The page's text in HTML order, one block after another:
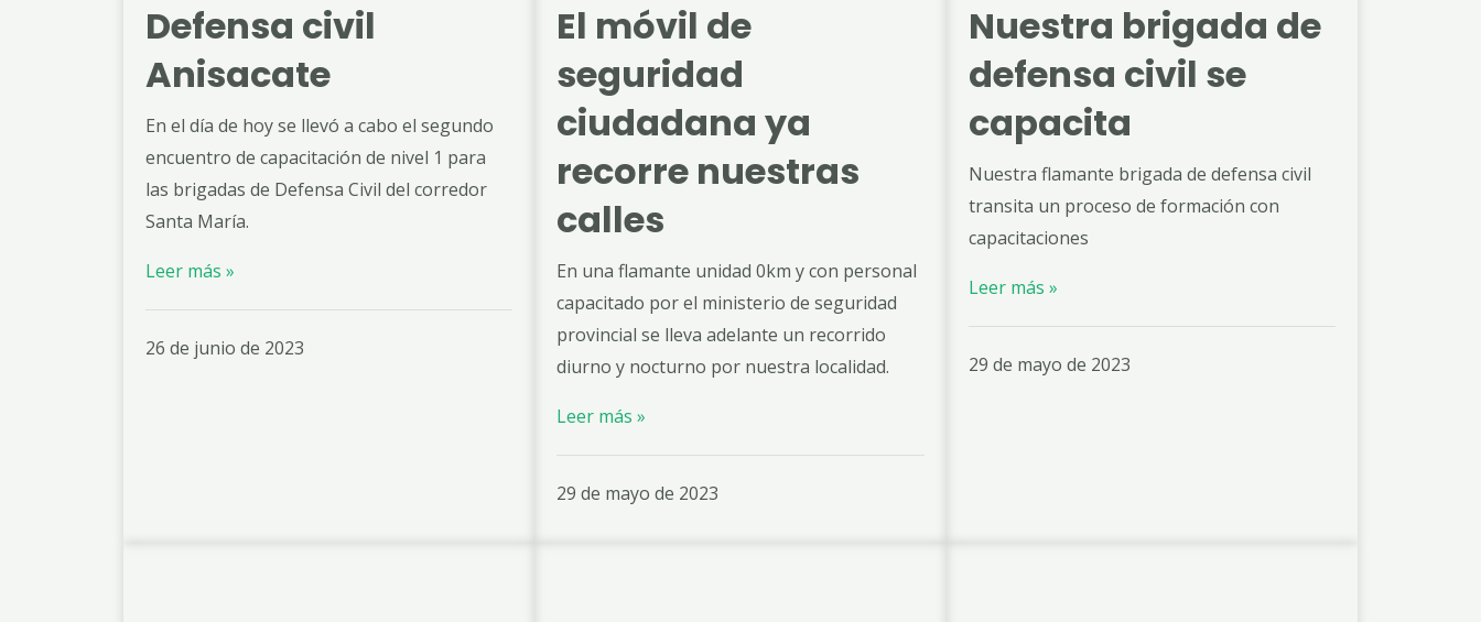
Defensa civil
Anisacate
En el día de hoy se llevó a cabo el segundo
encuentro de capacitación de nivel 1 para
las brigadas de Defensa Civil del corredor
Santa María.
Leer más »
26 de junio de 2023
El móvil de
seguridad
ciudadana ya
recorre nuestras
calles
En una flamante unidad 0km y con personal
capacitado por el ministerio de seguridad
provincial se lleva adelante un recorrido
diurno y nocturno por nuestra localidad.
Leer más »
29 de mayo de 2023
Nuestra brigada de
defensa civil se
capacita
Nuestra flamante brigada de defensa civil
transita un proceso de formación con
capacitaciones
Leer más »
29 de mayo de 2023